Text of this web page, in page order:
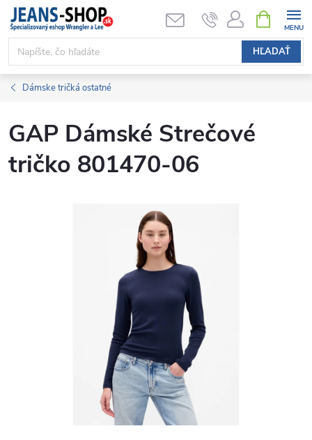
Prejsť
obsah
HĽADAŤ
KOŠÍK
Dámske tričká ostatné
GAP Dámské Strečové
tričko 801470-06